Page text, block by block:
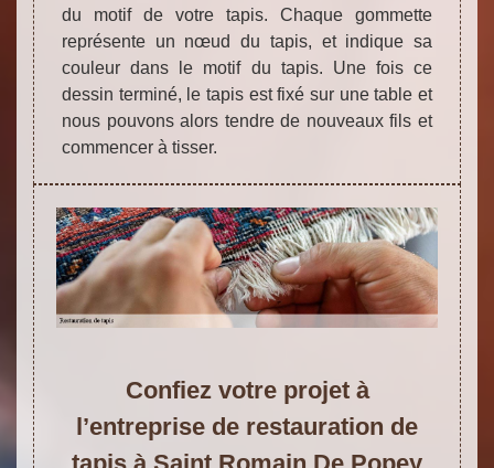
du motif de votre tapis. Chaque gommette
représente un nœud du tapis, et indique sa
couleur dans le motif du tapis. Une fois ce
dessin terminé, le tapis est fixé sur une table et
nous pouvons alors tendre de nouveaux fils et
commencer à tisser.
Confiez votre projet à
l’entreprise de restauration de